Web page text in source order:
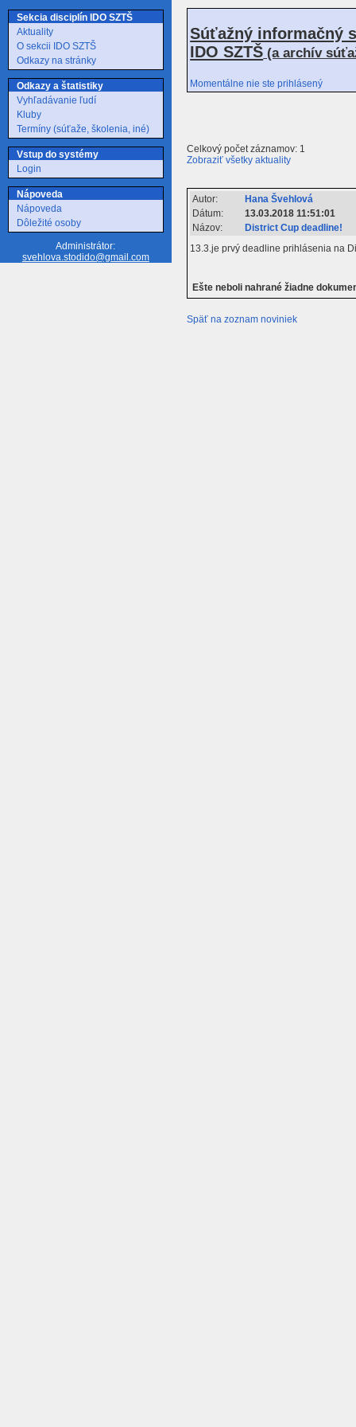
Sekcia disciplín IDO SZTŠ
Aktuality
O sekcii IDO SZTŠ
Odkazy na stránky
Odkazy a štatistiky
Vyhľadávanie ľudí
Kluby
Termíny (súťaže, školenia, iné)
Vstup do systémy
Login
Nápoveda
Nápoveda
Dôležité osoby
Administrátor:
svehlova.stodido@gmail.com
Súťažný informačný
IDO SZTŠ (a archív
Momentálne nie ste prihlásený
Celkový počet záznamov: 1
Zobraziť všetky aktuality
Autor:
Hana Švehlová
Dátum:
13.03.2018 11:51:01
Názov:
District Cup deadline!
13.3.je prvý deadline prihlásenia na
Ešte neboli nahrané žiadne
Späť na zoznam noviniek